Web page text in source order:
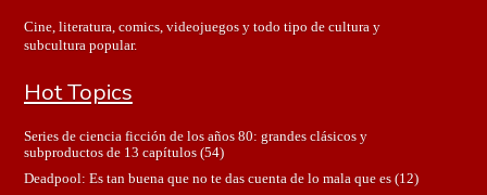
Cine, literatura, comics, videojuegos y todo tipo de cultura y
subcultura popular.
Hot Topics
Series de ciencia ficción de los años 80: grandes clásicos y
subproductos de 13 capítulos(54)
Deadpool: Es tan buena que no te das cuenta de lo mala que es(12)